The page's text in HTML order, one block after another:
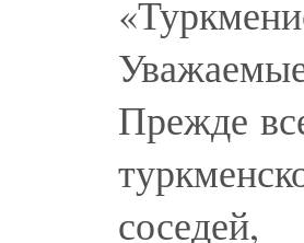
Прежде